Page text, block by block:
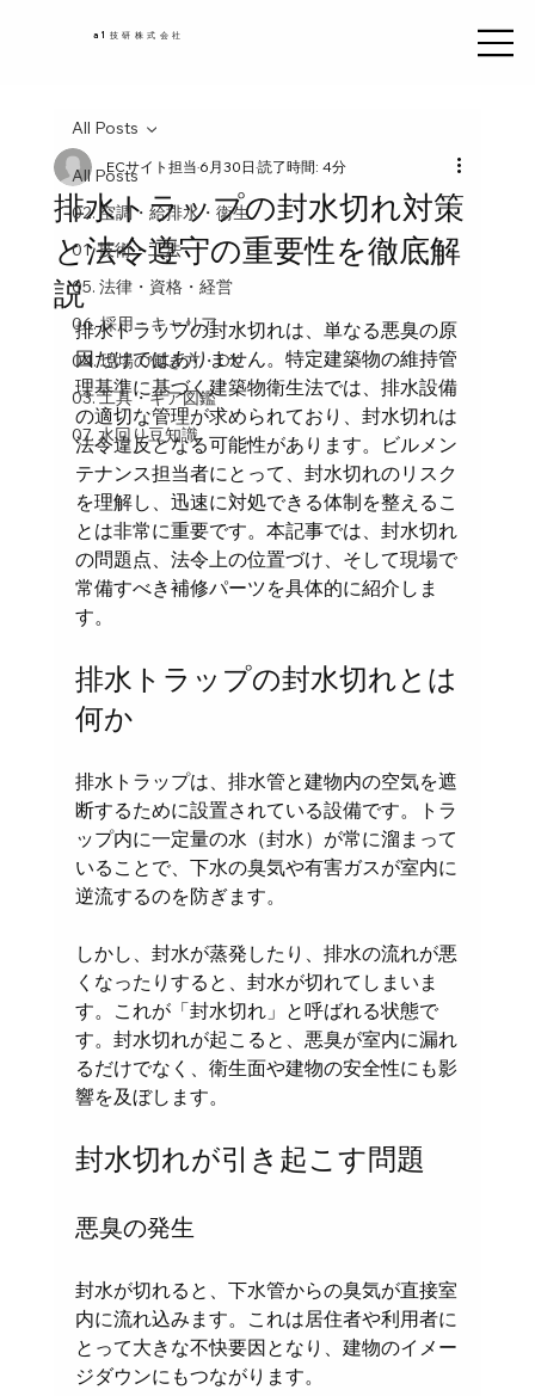
a1技研株式会社
All Posts
02. 空調・給排水・衛生
01. 技術・工法
05. 法律・資格・経営
06. 採用・キャリア
04. 現場の働き方・DX
03. 工具・ギア図鑑
07. 水回り豆知識
All Posts
排水トラップの封水切れ対策
と法令遵守の重要性を徹底解
説
ECサイト担当6月30日 読了時間: 4分
排水トラップの封水切れは、単なる悪臭の原
因だけではありません。特定建築物の維持管
理基準に基づく建築物衛生法では、排水設備
の適切な管理が求められており、封水切れは
法令違反となる可能性があります。ビルメン
テナンス担当者にとって、封水切れのリスク
を理解し、迅速に対処できる体制を整えるこ
とは非常に重要です。本記事では、封水切れ
の問題点、法令上の位置づけ、そして現場で
常備すべき補修パーツを具体的に紹介しま
す。
排水トラップの封水切れとは
何か
排水トラップは、排水管と建物内の空気を遮
断するために設置されている設備です。トラ
ップ内に一定量の水（封水）が常に溜まって
いることで、下水の臭気や有害ガスが室内に
逆流するのを防ぎます。
しかし、封水が蒸発したり、排水の流れが悪
くなったりすると、封水が切れてしまいま
す。これが「封水切れ」と呼ばれる状態で
す。封水切れが起こると、悪臭が室内に漏れ
るだけでなく、衛生面や建物の安全性にも影
響を及ぼします。
封水切れが引き起こす問題
悪臭の発生
封水が切れると、下水管からの臭気が直接室
内に流れ込みます。これは居住者や利用者に
とって大きな不快要因となり、建物のイメー
ジダウンにもつながります。